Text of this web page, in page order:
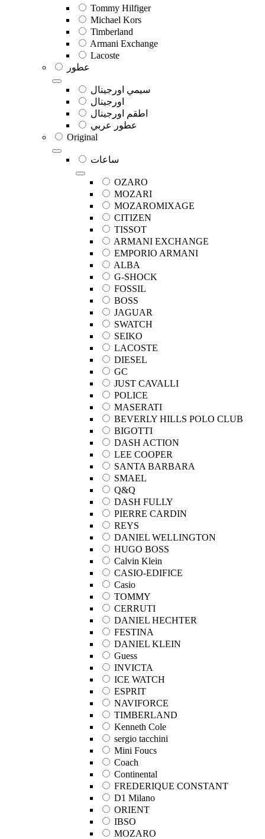
Tommy Hilfiger
Michael Kors
Timberland
Armani Exchange
Lacoste
عطور
سيمي اورجينال
اورجينال
اطقم اورجينال
عطور عربي
Original
ساعات
OZARO
MOZARI
MOZAROMIXAGE
CITIZEN
TISSOT
ARMANI EXCHANGE
EMPORIO ARMANI
ALBA
G-SHOCK
FOSSIL
BOSS
JAGUAR
SWATCH
SEIKO
LACOSTE
DIESEL
GC
JUST CAVALLI
POLICE
MASERATI
BEVERLY HILLS POLO CLUB
BIGOTTI
DASH ACTION
LEE COOPER
SANTA BARBARA
SMAEL
Q&Q
DASH FULLY
PIERRE CARDIN
REYS
DANIEL WELLINGTON
HUGO BOSS
Calvin Klein
CASIO-EDIFICE
Casio
TOMMY
CERRUTI
DANIEL HECHTER
FESTINA
DANIEL KLEIN
Guess
INVICTA
ICE WATCH
ESPRIT
NAVIFORCE
TIMBERLAND
Kenneth Cole
sergio tacchini
Mini Foucs
Coach
Continental
FREDERIQUE CONSTANT
D1 Milano
ORIENT
IBSO
MOZARO